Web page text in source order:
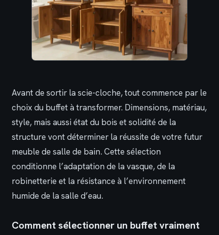
Avant de sortir la scie-cloche, tout commence par le
choix du buffet à transformer. Dimensions, matériau,
style, mais aussi état du bois et solidité de la
structure vont déterminer la réussite de votre futur
meuble de salle de bain. Cette sélection
conditionne l’adaptation de la vasque, de la
robinetterie et la résistance à l’environnement
humide de la salle d’eau.
Comment sélectionner un buffet vraiment